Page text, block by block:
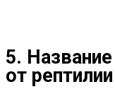
5.
от рептилии